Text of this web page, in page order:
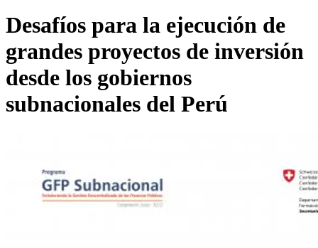
Desafíos para la ejecución de
grandes proyectos de inversión
desde los gobiernos
subnacionales del Perú